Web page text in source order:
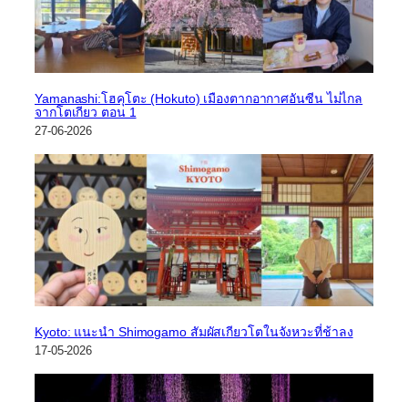
Yamanashi:โฮคุโตะ (Hokuto) เมืองตากอากาศอันซีน ไม่ไกล
จากโตเกียว ตอน 1
27-06-2026
Kyoto: แนะนำ Shimogamo สัมผัสเกียวโตในจังหวะที่ช้าลง
17-05-2026